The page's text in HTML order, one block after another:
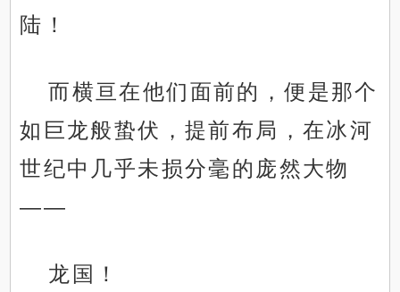
陆！
而横亘在他们面前的，便是那个
如巨龙般蛰伏，提前布局，在冰河
世纪中几乎未损分毫的庞然大物
——
龙国！